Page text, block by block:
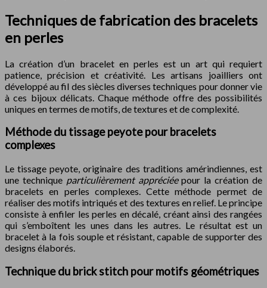
Techniques de fabrication des bracelets
en perles
La création d’un bracelet en perles est un art qui requiert
patience, précision et créativité. Les artisans joailliers ont
développé au fil des siècles diverses techniques pour donner vie
à ces bijoux délicats. Chaque méthode offre des possibilités
uniques en termes de motifs, de textures et de complexité.
Méthode du tissage peyote pour bracelets
complexes
Le tissage peyote, originaire des traditions amérindiennes, est
une technique particulièrement appréciéepour la création de
bracelets en perles complexes. Cette méthode permet de
réaliser des motifs intriqués et des textures en relief. Le principe
consiste à enfiler les perles en décalé, créant ainsi des rangées
qui s’emboîtent les unes dans les autres. Le résultat est un
bracelet à la fois souple et résistant, capable de supporter des
designs élaborés.
Technique du brick stitch pour motifs géométriques